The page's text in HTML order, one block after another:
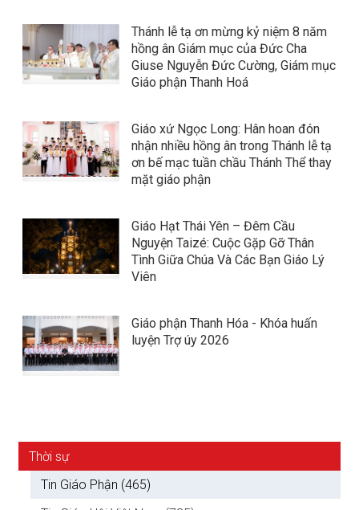
Thánh lễ tạ ơn mừng kỷ niệm 8 năm
hồng ân Giám mục của Đức Cha
Giuse Nguyễn Đức Cường, Giám mục
Giáo phận Thanh Hoá
Giáo xứ Ngọc Long: Hân hoan đón
nhận nhiều hồng ân trong Thánh lễ tạ
ơn bế mạc tuần chầu Thánh Thể thay
mặt giáo phận
Giáo Hạt Thái Yên – Đêm Cầu
Nguyện Taizé: Cuộc Gặp Gỡ Thân
Tình Giữa Chúa Và Các Bạn Giáo Lý
Viên
Giáo phận Thanh Hóa - Khóa huấn
luyện Trợ úy 2026
Thời sự
Tin Giáo Phận (465)